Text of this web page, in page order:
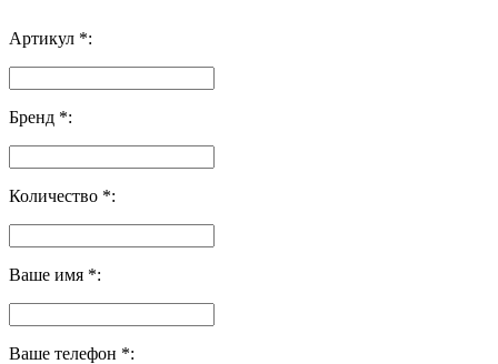
Артикул *:
Бренд *:
Количество *:
Ваше имя *:
Ваше телефон *: